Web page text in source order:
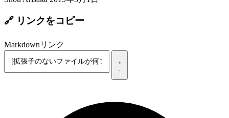
🔗 リンクをコピー
Markdownリンク